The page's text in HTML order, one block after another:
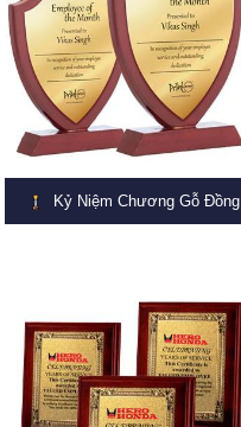
Kỷ Niệm Chương Gỗ Đồng